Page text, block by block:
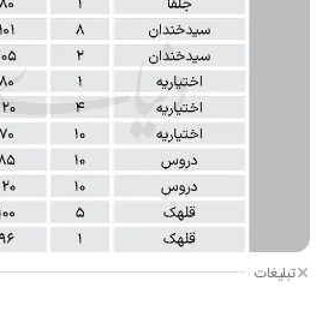
تبلیغات